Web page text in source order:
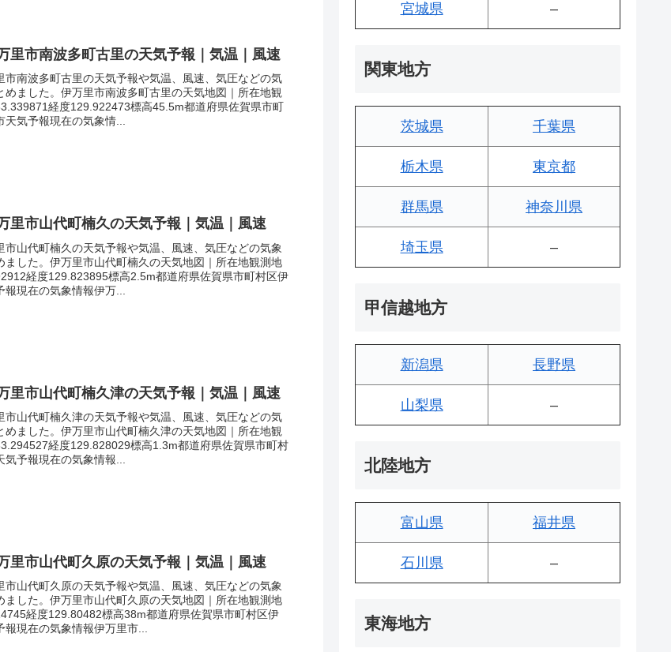
里市南波多町古里の天気予報｜気温｜風速
市南波多町古里の天気予報や気温、風速、気圧などの気
めました。伊万里市南波多町古里の天気地図｜所在地観
経度129.922473標高45.5m都道府県佐賀県市町
天気予報現在の気象情...
里市山代町楠久の天気予報｜気温｜風速
市山代町楠久の天気予報や気温、風速、気圧などの気象
ました。伊万里市山代町楠久の天気地図｜所在地観測地
経度129.823895標高2.5m都道府県佐賀県市町村区伊
報現在の気象情報伊万...
里市山代町楠久津の天気予報｜気温｜風速
市山代町楠久津の天気予報や気温、風速、気圧などの気
めました。伊万里市山代町楠久津の天気地図｜所在地観
経度129.828029標高1.3m都道府県佐賀県市町村
気予報現在の気象情報...
里市山代町久原の天気予報｜気温｜風速
市山代町久原の天気予報や気温、風速、気圧などの気象
ました。伊万里市山代町久原の天気地図｜所在地観測地
経度129.80482標高38m都道府県佐賀県市町村区伊
報現在の気象情報伊万里市...
宮城県 –
関東地方
茨城県 千葉県
栃木県 東京都
群馬県 神奈川県
埼玉県 –
甲信越地方
新潟県 長野県
山梨県 –
北陸地方
富山県 福井県
石川県 –
東海地方